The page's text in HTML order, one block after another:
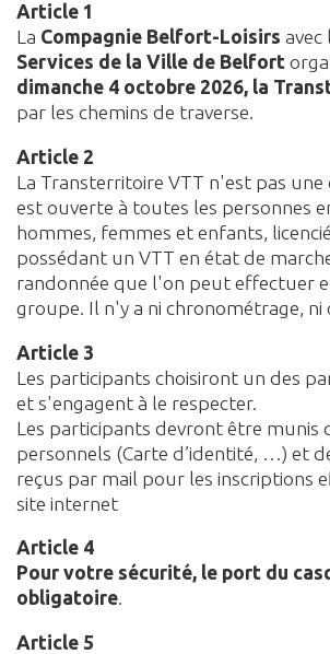
Article 1
La Compagnie Belfort-Loisirs avec
Services de la Ville de Belfort
dimanche 4 octobre 2026, la
par les chemins de traverse.
Article 2
La Transterritoire VTT n'est pas
est ouverte à toutes les personnes
hommes, femmes et enfants,
possédant un VTT en état de
randonnée que l'on peut effectuer
groupe. Il n'y a ni chronométrage, ni
Article 3
Les participants choisiront un des
et s'engagent à le respecter.
Les participants devront être munis
personnels (Carte d’identité, …) et
reçus par mail pour les inscriptions
site internet
Article 4
Pour votre sécurité, le port du
obligatoire.
Article 5